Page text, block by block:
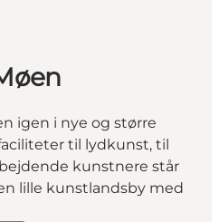
igen i nye og større
til lydkunst, til
kunstnere står
lille kunstlandsby med